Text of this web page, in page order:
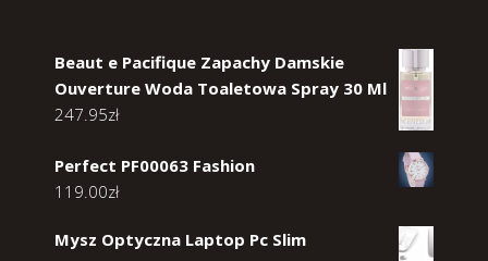
Beaut e Pacifique Zapachy Damskie
Ouverture Woda Toaletowa Spray 30 Ml
247.95zł
Perfect PF00063 Fashion
119.00zł
Mysz Optyczna Laptop Pc Slim